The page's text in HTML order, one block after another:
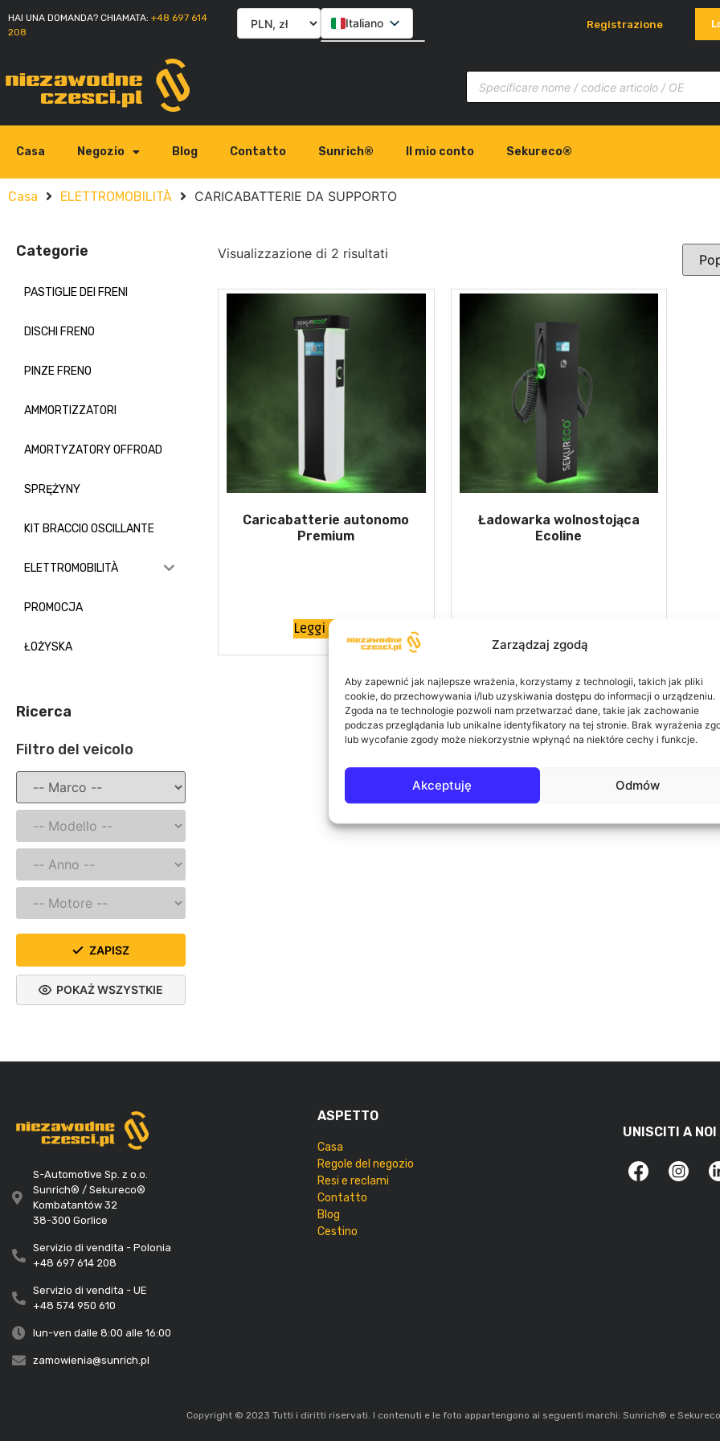
Zarządzaj zgodą
Aby zapewnić jak najlepsze wrażenia, korzystamy z technologii, takich jak pliki
cookie, do przechowywania i/lub uzyskiwania dostępu do informacji o urządzeniu.
Zgoda na te technologie pozwoli nam przetwarzać dane, takie jak zachowanie
podczas przeglądania lub unikalne identyfikatory na tej stronie. Brak wyrażenia
lub wycofanie zgody może niekorzystnie wpłynąć na niektóre cechy i funkcje.
Akceptuję Odmów
HAI UNA DOMANDA? CHIAMATA: +48 697 614
208
Italiano Registrazione
Casa Negozio Blog Contatto Sunrich® Il mio conto Sekureco®
Casa ELETTROMOBILITÀ CARICABATTERIE DA SUPPORTO
Categorie
PASTIGLIE DEI FRENI
DISCHI FRENO
PINZE FRENO
AMMORTIZZATORI
AMORTYZATORY OFFROAD
SPRĘŻYNY
KIT BRACCIO OSCILLANTE
ELETTROMOBILITÀ
PROMOCJA
ŁOŻYSKA
Ricerca
Filtro del veicolo
ZAPISZ
POKAŻ WSZYSTKIE
Visualizzazione di 2 risultati
Caricabatterie autonomo
Premium
Leggi tutto
Ładowarka wolnostojąca
Ecoline
S-Automotive Sp. z o.o.
Sunrich® / Sekureco®
Kombatantów 32
38-300 Gorlice
Servizio di vendita - Polonia
+48 697 614 208
Servizio di vendita - UE
+48 574 950 610
lun-ven dalle 8:00 alle 16:00
zamowienia@sunrich.pl
ASPETTO
Casa
Regole del negozio
Resi e reclami
Contatto
Blog
Cestino
UNISCITI A NOI
Copyright © 2023 Tutti i diritti riservati. I contenuti e le foto appartengono ai seguenti marchi: Sunrich® e